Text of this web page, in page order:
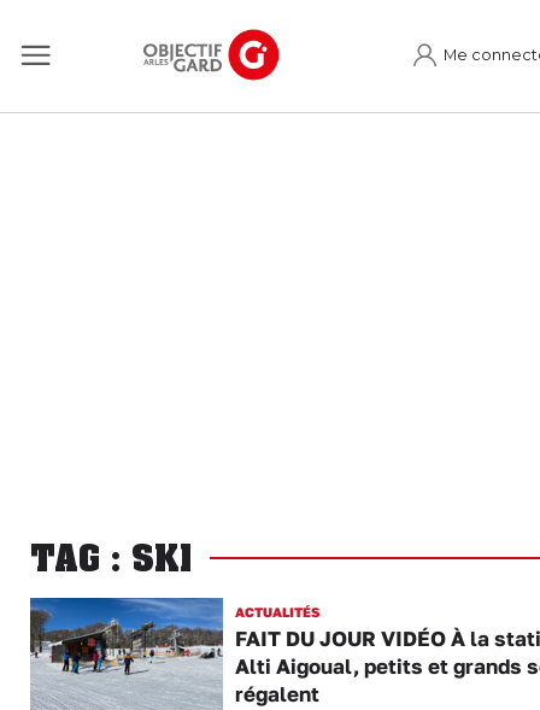
Me
TAG : SKI
ACTUALITÉS
FAIT DU JOUR VIDÉO À la
Alti Aigoual, petits et grands
régalent